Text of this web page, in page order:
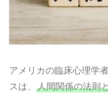
アメリカの臨床心理学
スは、 人間関係の法則